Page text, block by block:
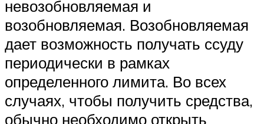
невозобновляемая и
возобновляемая. Возобновляемая
дает возможность получать ссуду
периодически в рамках
определенного лимита. Во всех
случаях, чтобы получить средства,
обычно необходимо открыть